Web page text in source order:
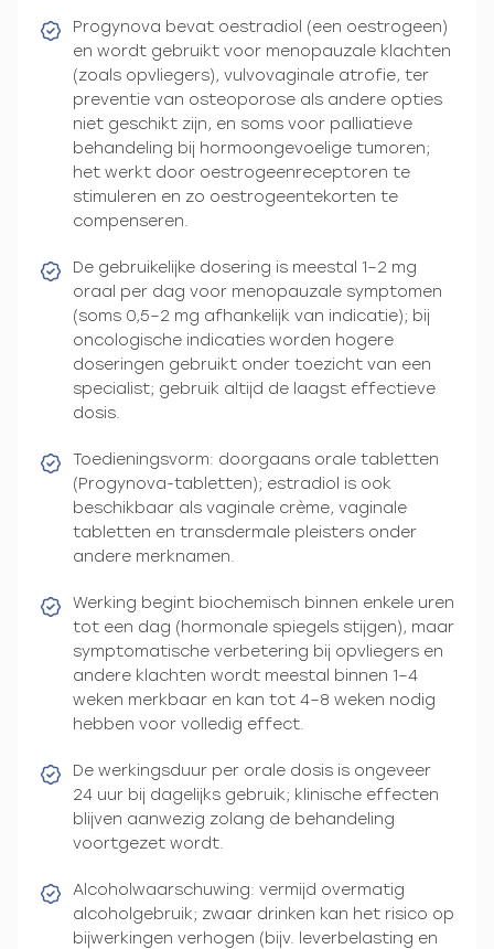
Progynova bevat oestradiol (een oestrogeen)
en wordt gebruikt voor menopauzale klachten
(zoals opvliegers), vulvovaginale atrofie, ter
preventie van osteoporose als andere opties
niet geschikt zijn, en soms voor palliatieve
behandeling bij hormoongevoelige tumoren;
het werkt door oestrogeenreceptoren te
stimuleren en zo oestrogeentekorten te
compenseren.
De gebruikelijke dosering is meestal 1–2 mg
oraal per dag voor menopauzale symptomen
(soms 0,5–2 mg afhankelijk van indicatie); bij
oncologische indicaties worden hogere
doseringen gebruikt onder toezicht van een
specialist; gebruik altijd de laagst effectieve
dosis.
Toedieningsvorm: doorgaans orale tabletten
(Progynova-tabletten); estradiol is ook
beschikbaar als vaginale crème, vaginale
tabletten en transdermale pleisters onder
andere merknamen.
Werking begint biochemisch binnen enkele uren
tot een dag (hormonale spiegels stijgen), maar
symptomatische verbetering bij opvliegers en
andere klachten wordt meestal binnen 1–4
weken merkbaar en kan tot 4–8 weken nodig
hebben voor volledig effect.
De werkingsduur per orale dosis is ongeveer
24 uur bij dagelijks gebruik; klinische effecten
blijven aanwezig zolang de behandeling
voortgezet wordt.
Alcoholwaarschuwing: vermijd overmatig
alcoholgebruik; zwaar drinken kan het risico op
bijwerkingen verhogen (bijv. leverbelasting en